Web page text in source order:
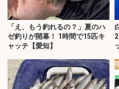
「え、もう釣れるの？」夏のハ
ゼ釣りが開幕！ 1時間で15匹キ
ャッチ【愛知】